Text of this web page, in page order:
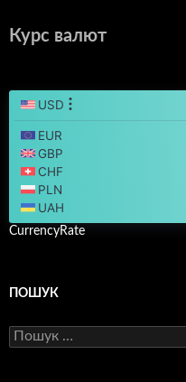
Курс валют
CurrencyRate
ПОШУК
Пошук: